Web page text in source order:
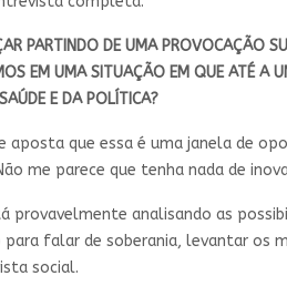
PARTINDO DE UMA PROVOCAÇÃO
EM UMA SITUAÇÃO EM QUE ATÉ A
E DA POLÍTICA?
aposta que essa é uma janela de
me parece que tenha nada de
provavelmente analisando as
para falar de soberania, levantar os
social.